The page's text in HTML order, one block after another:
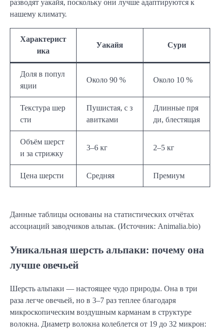
разводят уакайя, поскольку они лучше адаптируются к
нашему климату.
Характерист
ика
Уакайя Сури
Доля в попул
яции
Около 90 % Около 10 %
Текстура шер
сти
Пушистая, с з
авитками
Длинные пря
ди, блестящая
Объём шерст
и за стрижку
3–6 кг 2–5 кг
Цена шерсти Средняя Премиум
Данные таблицы основаны на статистических отчётах
ассоциаций заводчиков альпак. (Источник: Animalia.bio)
Уникальная шерсть альпаки: почему она
лучше овечьей
Шерсть альпаки — настоящее чудо природы. Она в три
раза легче овечьей, но в 3–7 раз теплее благодаря
микроскопическим воздушным карманам в структуре
волокна. Диаметр волокна колеблется от 19 до 32 микрон: